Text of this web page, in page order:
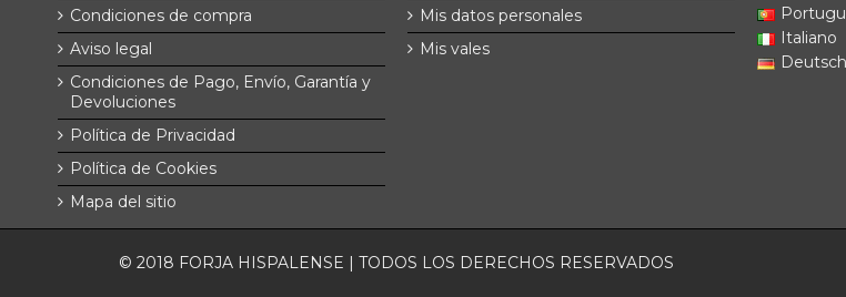
Condiciones de compra
Aviso legal
Condiciones de Pago, Envío, Garantía y
Devoluciones
Política de Privacidad
Política de Cookies
Mapa del sitio
Mis datos personales
Mis vales
Italiano
Deutsch
© 2018 FORJA HISPALENSE | TODOS LOS DERECHOS RESERVADOS